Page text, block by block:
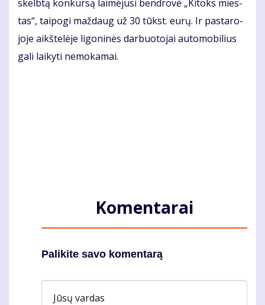
skelb­tą kon­kur­są lai­mė­ju­si ben­dro­vė „Ki­toks mies­
tas“, tai­po­gi maž­daug už 30 tūkst. eu­rų. Ir pas­ta­ro­
jo­je aikš­te­lė­je li­go­ni­nės dar­buo­to­jai au­to­mo­bi­lius
ga­li lai­ky­ti ne­mo­ka­mai.
Komentarai
Palikite savo komentarą
Jūsų vardas